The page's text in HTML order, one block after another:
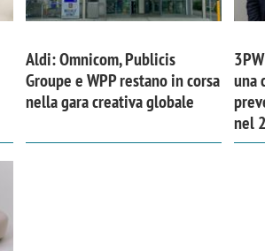
Aldi: Omnicom, Publicis
Groupe e WPP restano in corsa
nella gara creativa globale
una
nel